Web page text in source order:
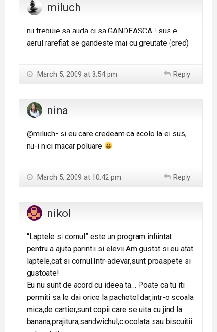
miluch
nu trebuie sa auda ci sa GANDEASCA ! sus e
aerul rarefiat se gandeste mai cu greutate (cred)
March 5, 2009 at 8:54 pm Reply
nina
@miluch- si eu care credeam ca acolo la ei sus,
nu-i nici macar poluare
March 5, 2009 at 10:42 pm Reply
nikol
“Laptele si cornul” este un program infiintat
pentru a ajuta parintii si elevii.Am gustat si eu atat
laptele,cat si cornul.Intr-adevar,sunt proaspete si
gustoate!
Eu nu sunt de acord cu ideea ta… Poate ca tu iti
permiti sa le dai orice la pachetel,dar,intr-o scoala
mica,de cartier,sunt copii care se uita cu jind la
banana,prajitura,sandwichul,ciocolata sau biscuitii